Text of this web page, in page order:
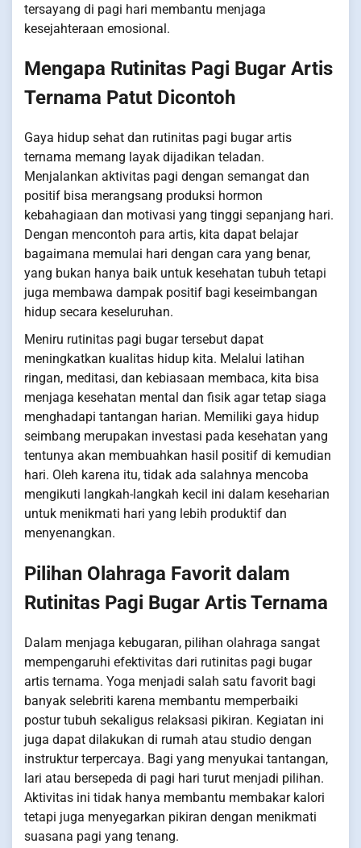
tersayang di pagi hari membantu menjaga
kesejahteraan emosional.
Mengapa Rutinitas Pagi Bugar Artis
Ternama Patut Dicontoh
Gaya hidup sehat dan rutinitas pagi bugar artis
ternama memang layak dijadikan teladan.
Menjalankan aktivitas pagi dengan semangat dan
positif bisa merangsang produksi hormon
kebahagiaan dan motivasi yang tinggi sepanjang hari.
Dengan mencontoh para artis, kita dapat belajar
bagaimana memulai hari dengan cara yang benar,
yang bukan hanya baik untuk kesehatan tubuh tetapi
juga membawa dampak positif bagi keseimbangan
hidup secara keseluruhan.
Meniru rutinitas pagi bugar tersebut dapat
meningkatkan kualitas hidup kita. Melalui latihan
ringan, meditasi, dan kebiasaan membaca, kita bisa
menjaga kesehatan mental dan fisik agar tetap siaga
menghadapi tantangan harian. Memiliki gaya hidup
seimbang merupakan investasi pada kesehatan yang
tentunya akan membuahkan hasil positif di kemudian
hari. Oleh karena itu, tidak ada salahnya mencoba
mengikuti langkah-langkah kecil ini dalam keseharian
untuk menikmati hari yang lebih produktif dan
menyenangkan.
Pilihan Olahraga Favorit dalam
Rutinitas Pagi Bugar Artis Ternama
Dalam menjaga kebugaran, pilihan olahraga sangat
mempengaruhi efektivitas dari rutinitas pagi bugar
artis ternama. Yoga menjadi salah satu favorit bagi
banyak selebriti karena membantu memperbaiki
postur tubuh sekaligus relaksasi pikiran. Kegiatan ini
juga dapat dilakukan di rumah atau studio dengan
instruktur terpercaya. Bagi yang menyukai tantangan,
lari atau bersepeda di pagi hari turut menjadi pilihan.
Aktivitas ini tidak hanya membantu membakar kalori
tetapi juga menyegarkan pikiran dengan menikmati
suasana pagi yang tenang.